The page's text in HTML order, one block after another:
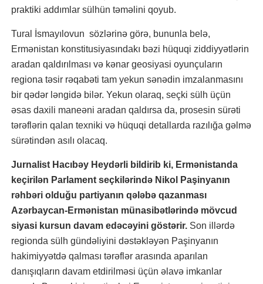
praktiki addımlar sülhün təməlini qoyub.
Tural İsmayılovun sözlərinə görə, bununla belə,
Ermənistan konstitusiyasındakı bəzi hüquqi ziddiyyətlərin
aradan qaldırılması və kənar geosiyasi oyunçuların
regiona təsir rəqabəti tam yekun sənədin imzalanmasını
bir qədər ləngidə bilər. Yekun olaraq, seçki sülh üçün
əsas daxili maneəni aradan qaldırsa da, prosesin sürəti
tərəflərin qalan texniki və hüquqi detallarda razılığa gəlmə
sürətindən asılı olacaq.
Jurnalist Hacıbəy Heydərli bildirib ki, Ermənistanda
keçirilən Parlament seçkilərində Nikol Paşinyanın
rəhbəri olduğu partiyanın qələbə qazanması
Azərbaycan-Ermənistan münasibətlərində mövcud
siyasi kursun davam edəcəyini göstərir. Son illərdə
regionda sülh gündəliyini dəstəkləyən Paşinyanın
hakimiyyətdə qalması tərəflər arasında aparılan
danışıqların davam etdirilməsi üçün əlavə imkanlar